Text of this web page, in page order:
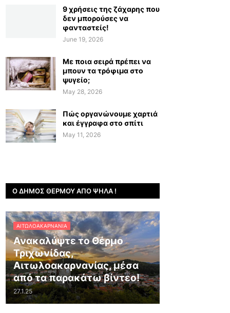
9 χρήσεις της ζάχαρης που
δεν μπορούσες να
φανταστείς!
June 19, 2026
Με ποια σειρά πρέπει να
μπουν τα τρόφιμα στο
ψυγείο;
May 28, 2026
Πώς οργανώνουμε χαρτιά
και έγγραφα στο σπίτι
May 11, 2026
Ο ΔΉΜΟΣ ΘΈΡΜΟΥ ΑΠΌ ΨΗΛΆ !
ΑΙΤΩΛΟΑΚΑΡΝΑΝΊΑ
Ανακαλύψτε το Θέρμο
Τριχωνίδας,
Αιτωλοακαρνανίας, μέσα
από τα παρακάτω βίντεο!
27.1.25